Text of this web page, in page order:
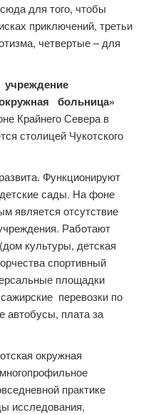
для того, чтобы
приключений, третьи
четвертые – для
больница»
Крайнего Севера в
столицей Чукотского
Функционируют
сады. На фоне
является отсутствие
Работают
культуры, детская
спортивный
площадки
перевозки по
плата за
окружная
практике
исследования,